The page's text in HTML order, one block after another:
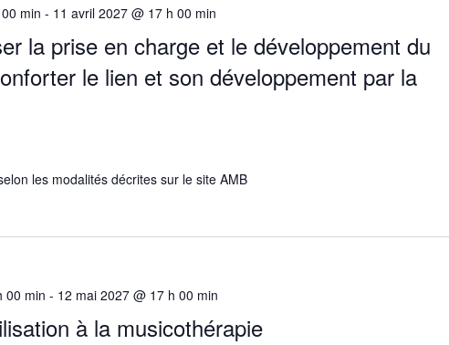
la prise en charge et le développement du
le lien et son développement par la
min - 11 avril 2027 @ 17 h 00 min
les modalités décrites sur le site AMB
à la musicothérapie
00 min - 12 mai 2027 @ 17 h 00 min